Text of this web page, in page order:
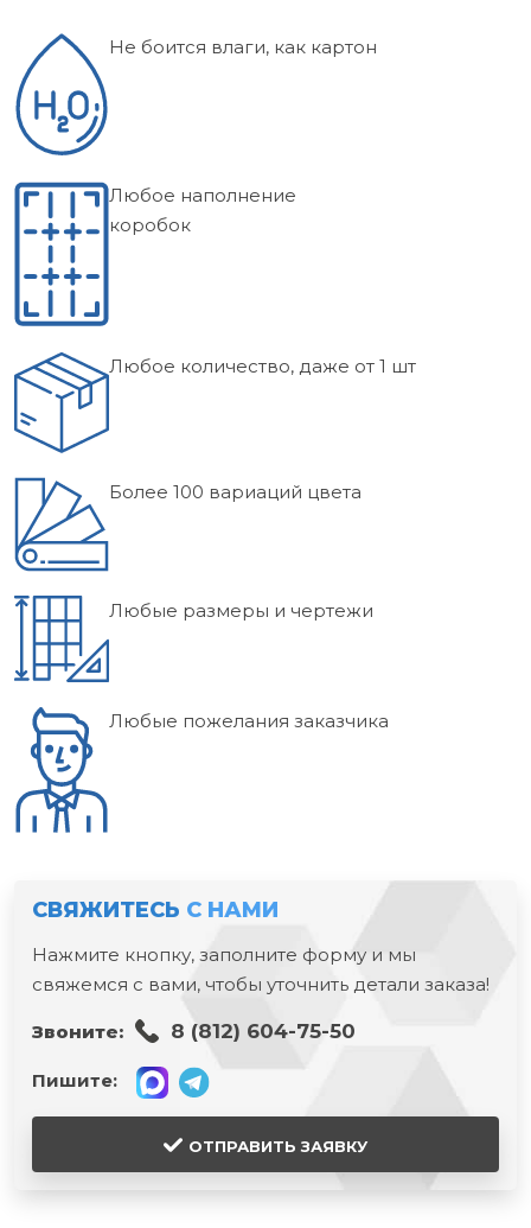
Не боится влаги, как картон
Любое наполнение
коробок
Любое количество, даже от 1 шт
Более 100 вариаций цвета
Любые размеры и чертежи
Любые пожелания заказчика
СВЯЖИТЕСЬ С НАМИ
Нажмите кнопку, заполните форму и мы
свяжемся с вами, чтобы уточнить детали заказа!
Звоните: 8 (812) 604-75-50
Пишите:
ОТПРАВИТЬ ЗАЯВКУ